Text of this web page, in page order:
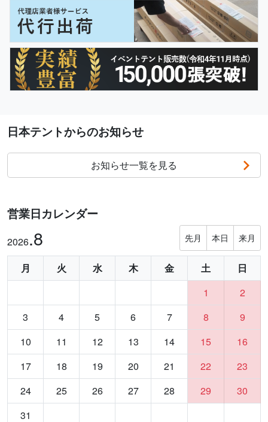
日本テントからのお知らせ
お知らせ一覧を見る
営業日カレンダー
2026.8 先月 本日 来月
月 火 水 木 金 土
日
1
2
3
4 5 6 7 8
9
10
11 12 13 14 15
16
17
18 19 20 21 22
23
24
25 26 27 28 29
30
31